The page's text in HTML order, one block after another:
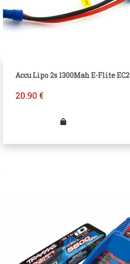
Accu Lipo 2s 1300Mah E-Flite EC2
20.90 €